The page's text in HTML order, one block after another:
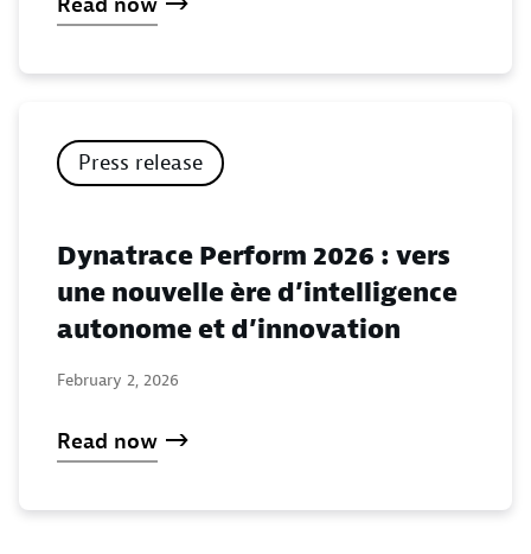
Press release
Dynatrace Perform 2026 : vers
une nouvelle ère d’intelligence
autonome et d’innovation
February 2, 2026
Read now